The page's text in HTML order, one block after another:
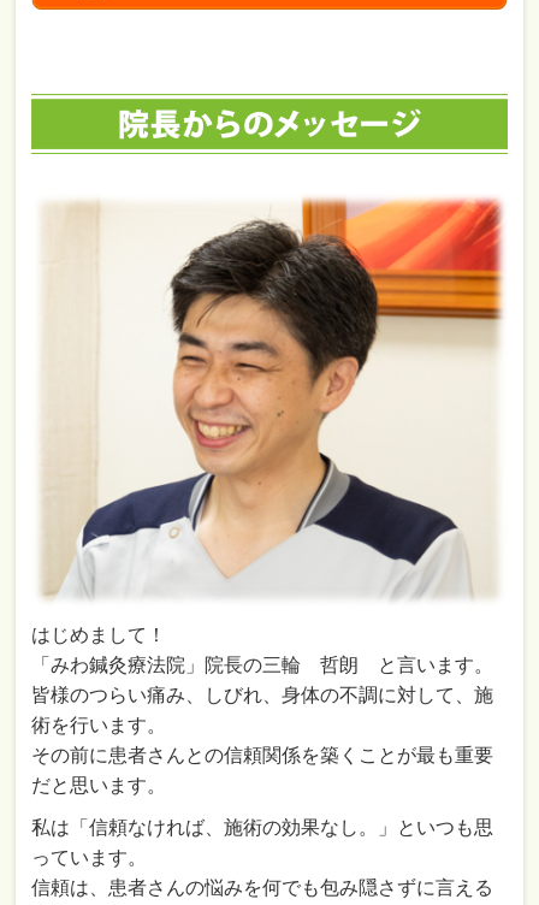
はじめまして！
「みわ鍼灸療法院」院長の三輪 哲朗 と言います。
皆様のつらい痛み、しびれ、身体の不調に対して、施
術を行います。
その前に患者さんとの信頼関係を築くことが最も重要
だと思います。
私は「信頼なければ、施術の効果なし。」といつも思
っています。
信頼は、患者さんの悩みを何でも包み隠さずに言える